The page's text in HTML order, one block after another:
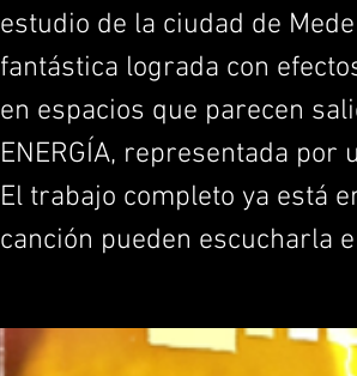
estudio de la ciudad de
fantástica lograda con
en espacios que parecen
ENERGÍA, representada
El trabajo completo ya está
canción pueden escucharla